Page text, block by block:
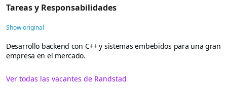
Tareas y Responsabilidades
Show original
Desarrollo backend con C++ y sistemas embebidos para una gran
empresa en el mercado.
Ver todas las vacantes de Randstad